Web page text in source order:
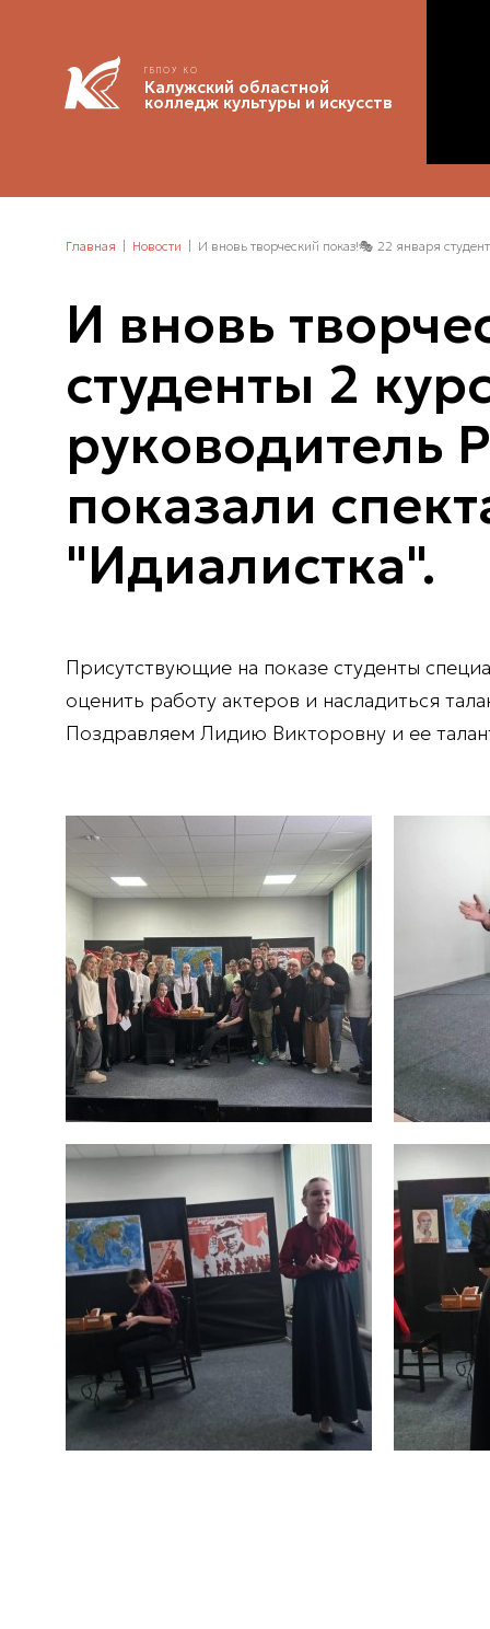
ГБПОУ КО
Калужский областной
колледж культуры и искусств
Главная Новости И вновь творческий показ!🎭 22 января
И вновь
студенты 2
руководитель
показали
"Идиалистка".
Присутствующие на показе студенты
оценить работу актеров и насладиться
Поздравляем Лидию Викторовну и ее